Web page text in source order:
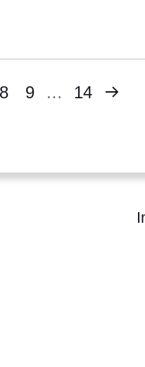
Seite
8 Seite
9 …
Letzte
14